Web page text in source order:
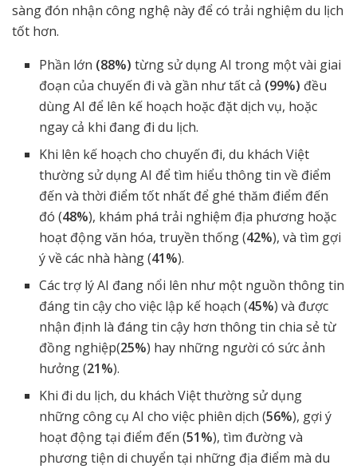
sàng đón nhận công nghệ này để có trải nghiệm du lịch
tốt hơn.
Phần lớn (88%) từng sử dụng AI trong một vài giai
đoạn của chuyến đi và gần như tất cả (99%) đều
dùng AI để lên kế hoạch hoặc đặt dịch vụ, hoặc
ngay cả khi đang đi du lịch.
Khi lên kế hoạch cho chuyến đi, du khách Việt
thường sử dụng AI để tìm hiểu thông tin về điểm
đến và thời điểm tốt nhất để ghé thăm điểm đến
đó (48%), khám phá trải nghiệm địa phương hoặc
hoạt động văn hóa, truyền thống (42%), và tìm gợi
ý về các nhà hàng (41%).
Các trợ lý AI đang nổi lên như một nguồn thông tin
đáng tin cậy cho việc lập kế hoạch (45%) và được
nhận định là đáng tin cậy hơn thông tin chia sẻ từ
đồng nghiệp(25%) hay những người có sức ảnh
hưởng (21%).
Khi đi du lịch, du khách Việt thường sử dụng
những công cụ AI cho việc phiên dịch (56%), gợi ý
hoạt động tại điểm đến (51%), tìm đường và
phương tiện di chuyển tại những địa điểm mà du